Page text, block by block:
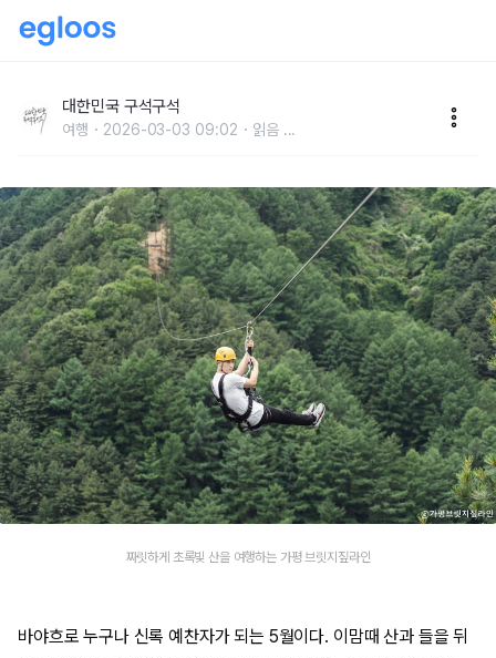
인'
대한민국 구석구석
여행 2026-03-03 09:02 읽음 ...
짜릿하게 초록빛 산을 여행하는 가평 브릿지짚라인
바야흐로 누구나 신록 예찬자가 되는 5월이다. 이맘때 산과 들을 뒤